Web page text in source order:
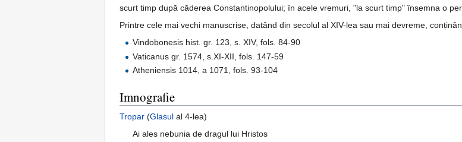
scurt timp după căderea Constantinopolului; în acele vremuri, "la scurt timp" însemna o
Printre cele mai vechi manuscrise, datând din secolul al XIV-lea sau mai devreme,
Vindobonesis hist. gr. 123, s. XIV, fols. 84-90
Vaticanus gr. 1574, s.XI-XII, fols. 147-59
Atheniensis 1014, a 1071, fols. 93-104
Imnografie
Tropar (Glasul al 4-lea)
Ai ales nebunia de dragul lui Hristos